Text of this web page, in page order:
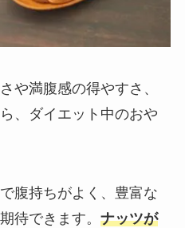
や満腹感の得やすさ、
、ダイエット中のおや
腹持ちがよく、豊富な
待できます。 ナッツが